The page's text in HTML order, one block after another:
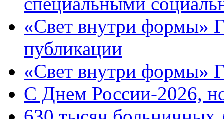
«Свет внутри формы»
публикации
«Свет внутри формы»
C Днем России-2026,